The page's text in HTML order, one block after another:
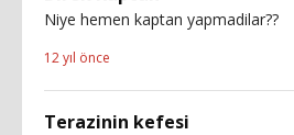
Niye hemen kaptan yapmadilar??
12 yıl önce
Terazinin kefesi